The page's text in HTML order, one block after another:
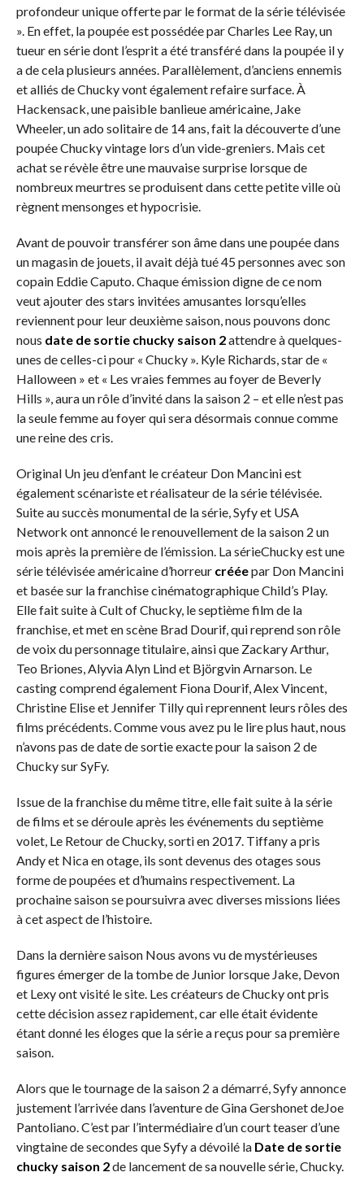
profondeur unique offerte par le format de la série télévisée
». En effet, la poupée est possédée par Charles Lee Ray, un
tueur en série dont l’esprit a été transféré dans la poupée il y
a de cela plusieurs années. Parallèlement, d’anciens ennemis
et alliés de Chucky vont également refaire surface. À
Hackensack, une paisible banlieue américaine, Jake
Wheeler, un ado solitaire de 14 ans, fait la découverte d’une
poupée Chucky vintage lors d’un vide-greniers. Mais cet
achat se révèle être une mauvaise surprise lorsque de
nombreux meurtres se produisent dans cette petite ville où
règnent mensonges et hypocrisie.
Avant de pouvoir transférer son âme dans une poupée dans
un magasin de jouets, il avait déjà tué 45 personnes avec son
copain Eddie Caputo. Chaque émission digne de ce nom
veut ajouter des stars invitées amusantes lorsqu’elles
reviennent pour leur deuxième saison, nous pouvons donc
nous date de sortie chucky saison 2attendre à quelques-
unes de celles-ci pour « Chucky ». Kyle Richards, star de «
Halloween » et « Les vraies femmes au foyer de Beverly
Hills », aura un rôle d’invité dans la saison 2 – et elle n’est pas
la seule femme au foyer qui sera désormais connue comme
une reine des cris.
Original Un jeu d’enfant le créateur Don Mancini est
également scénariste et réalisateur de la série télévisée.
Suite au succès monumental de la série, Syfy et USA
Network ont ​​annoncé le renouvellement de la saison 2 un
mois après la première de l’émission. La sérieChucky est une
série télévisée américaine d’horreur crééepar Don Mancini
et basée sur la franchise cinématographique Child’s Play.
Elle fait suite à Cult of Chucky, le septième film de la
franchise, et met en scène Brad Dourif, qui reprend son rôle
de voix du personnage titulaire, ainsi que Zackary Arthur,
Teo Briones, Alyvia Alyn Lind et Björgvin Arnarson. Le
casting comprend également Fiona Dourif, Alex Vincent,
Christine Elise et Jennifer Tilly qui reprennent leurs rôles des
films précédents. Comme vous avez pu le lire plus haut, nous
n’avons pas de date de sortie exacte pour la saison 2 de
Chucky sur SyFy.
Issue de la franchise du même titre, elle fait suite à la série
de films et se déroule après les événements du septième
volet, Le Retour de Chucky, sorti en 2017. Tiffany a pris
Andy et Nica en otage, ils sont devenus des otages sous
forme de poupées et d’humains respectivement. La
prochaine saison se poursuivra avec diverses missions liées
à cet aspect de l’histoire.
Dans la dernière saison Nous avons vu de mystérieuses
figures émerger de la tombe de Junior lorsque Jake, Devon
et Lexy ont visité le site. Les créateurs de Chucky ont pris
cette décision assez rapidement, car elle était évidente
étant donné les éloges que la série a reçus pour sa première
saison.
Alors que le tournage de la saison 2 a démarré, Syfy annonce
justement l’arrivée dans l’aventure de Gina Gershonet deJoe
Pantoliano. C’est par l’intermédiaire d’un court teaser d’une
vingtaine de secondes que Syfy a dévoilé la Date de sortie
chucky saison 2de lancement de sa nouvelle série, Chucky.